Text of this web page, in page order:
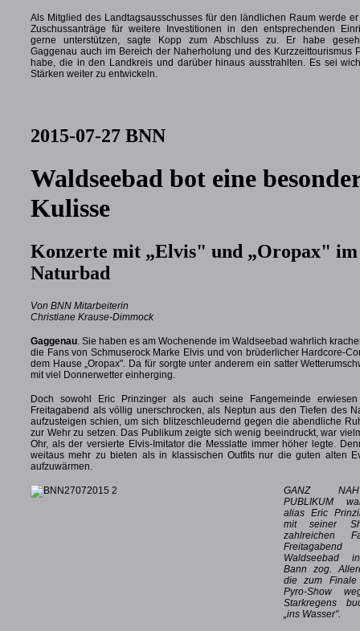
Als Mitglied des Landtagsausschusses für den ländlichen Raum werde
Zuschussanträge für weitere Investitionen in den entsprechenden
gerne unterstützen, sagte Kopp zum Abschluss zu. Er habe
Gaggenau auch im Bereich der Naherholung und des Kurzzeittourismus
habe, die in den Landkreis und darüber hinaus ausstrahlten. Es sei
Stärken weiter zu entwickeln.
2015-07-27 BNN
Waldseebad bot eine
Kulisse
Konzerte mit „Elvis" und „Oropax" im
Naturbad
Von BNN Mitarbeiterin
Christiane Krause-Dimmock
Gaggenau . Sie haben es am Wochenende im Waldseebad wahrlich
die Fans von Schmuserock Marke Elvis und von brüderlicher Hardcore-
dem Hause „Oropax". Da für sorgte unter anderem ein satter
mit viel Donnerwetter einherging.
Doch sowohl Eric Prinzinger als auch seine Fangemeinde
Freitagabend als völlig unerschrocken, als Neptun aus den Tiefen des
aufzusteigen schien, um sich blitzeschleudernd gegen die abendliche
zur Wehr zu setzen. Das Publikum zeigte sich wenig beeindruckt, war
Ohr, als der versierte Elvis-Imitator die Messlatte immer höher legte.
weitaus mehr zu bieten als in klassischen Outfits nur die guten alten
aufzuwärmen.
GANZ
PUBLIKUM
alias Eric
mit seiner
zahlreichen
Waldseebad
Bann zog.
die zum Finale
Pyro-Show
Starkregens
„ins Wasser".